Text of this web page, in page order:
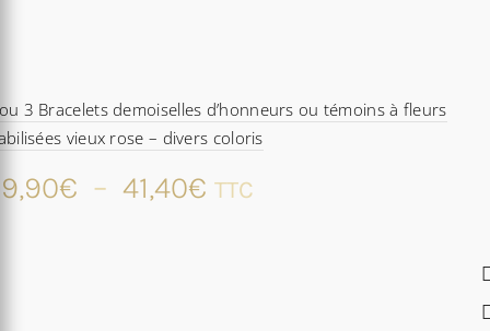
3 Bracelets demoiselles d’honneurs ou témoins à fleurs
vieux rose – divers coloris
€ – 41,40€ Plage
TTC